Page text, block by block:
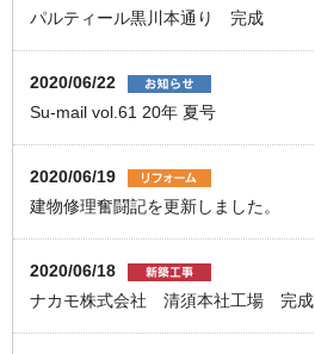
パルティール黒川本通り 完成
2020/06/22
Su-mail vol.61 20年 夏号
2020/06/19
建物修理奮闘記を更新しました。
2020/06/18
ナカモ株式会社 清須本社工場 完成